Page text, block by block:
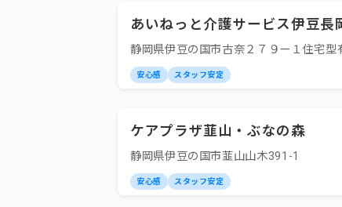
あいねっと介護サービス伊豆長
静岡県伊豆の国市古奈２７９ー１住宅
安心感 スタッフ安定
ケアプラザ韮山・ぶなの森
静岡県伊豆の国市韮山山木391-1
安心感 スタッフ安定